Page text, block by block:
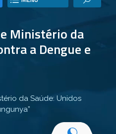
Ministério da
a Dengue e
da Saúde: Unidos